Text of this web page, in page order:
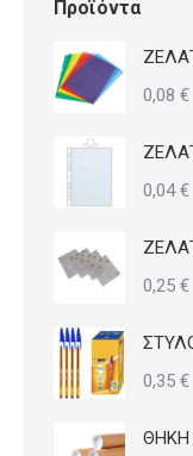
Προϊόντα
0,08 €
0,04€
0,25 €
0,35 €
ΘΗΚΗ